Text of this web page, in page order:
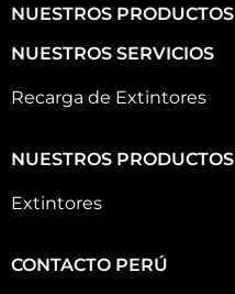
NUESTROS PRODUCTOS
NUESTROS SERVICIOS
Recarga de Extintores
NUESTROS PRODUCTOS
Extintores
CONTACTO PERÚ